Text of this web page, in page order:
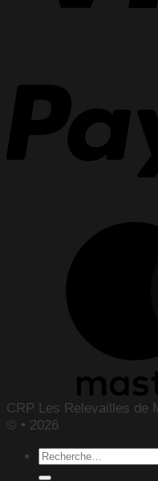
CRP Les Relevailles de
© • 2026
Recherche
pour :